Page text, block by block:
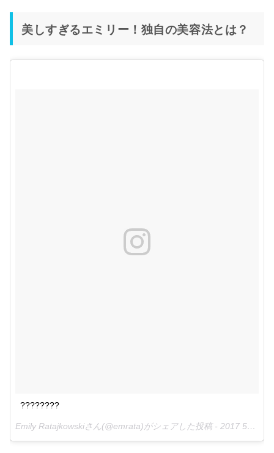
美しすぎるエミリー！独自の美容法とは？
????????
Emily Ratajkowskiさん(@emrata)がシェアした投稿 - 2017 5月 17 3:29午前 PDT